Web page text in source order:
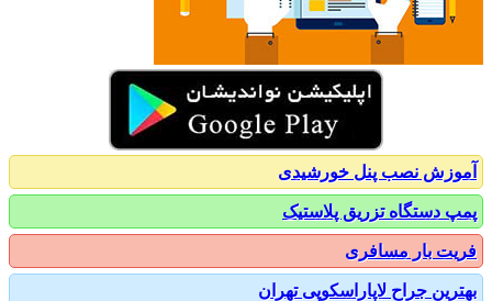
نصب پنل خورشیدی
دستگاه تزریق پلاستیک
بار مسافری
جراح لاپاراسکوپی تهران